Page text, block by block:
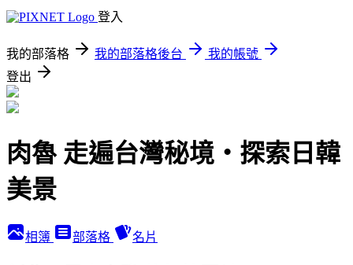
登入
我的部落格 我的部落格後台
我的帳號
登出
肉魯 走遍台灣秘境・探索日韓
美景
相簿 部落格 名片